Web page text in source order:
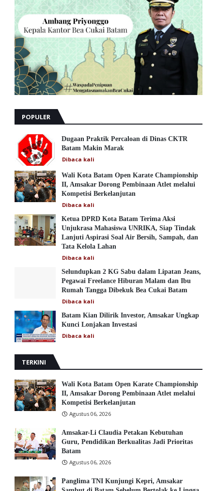
POPULER
Dugaan Praktik Percaloan di Dinas CKTR
Batam Makin Marak
Dibaca kali
Wali Kota Batam Open Karate Championship
II, Amsakar Dorong Pembinaan Atlet melalui
Kompetisi Berkelanjutan
Dibaca kali
Ketua DPRD Kota Batam Terima Aksi
Unjukrasa Mahasiswa UNRIKA, Siap Tindak
Lanjuti Aspirasi Soal Air Bersih, Sampah, dan
Tata Kelola Lahan
Dibaca kali
Selundupkan 2 KG Sabu dalam Lipatan Jeans,
Pegawai Freelance Hiburan Malam dan Ibu
Rumah Tangga Dibekuk Bea Cukai Batam
Dibaca kali
Batam Kian Dilirik Investor, Amsakar Ungkap
Kunci Lonjakan Investasi
Dibaca kali
TERKINI
Wali Kota Batam Open Karate Championship
II, Amsakar Dorong Pembinaan Atlet melalui
Kompetisi Berkelanjutan
Agustus 06, 2026
Amsakar-Li Claudia Petakan Kebutuhan
Guru, Pendidikan Berkualitas Jadi Prioritas
Batam
Agustus 06, 2026
Panglima TNI Kunjungi Kepri, Amsakar